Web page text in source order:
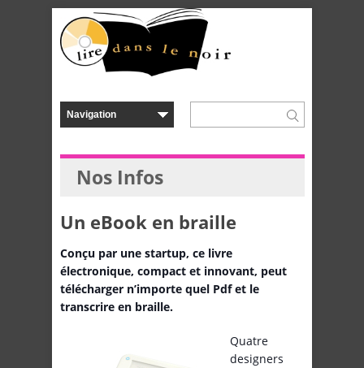
Nos Infos
Un eBook en braille
Conçu par une startup, ce livre
électronique, compact et innovant, peut
télécharger n’importe quel Pdf et le
transcrire en braille.
Quatre
designers